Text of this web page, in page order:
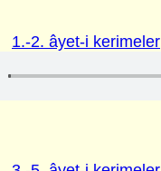
1.-2. âyet-i kerimeler